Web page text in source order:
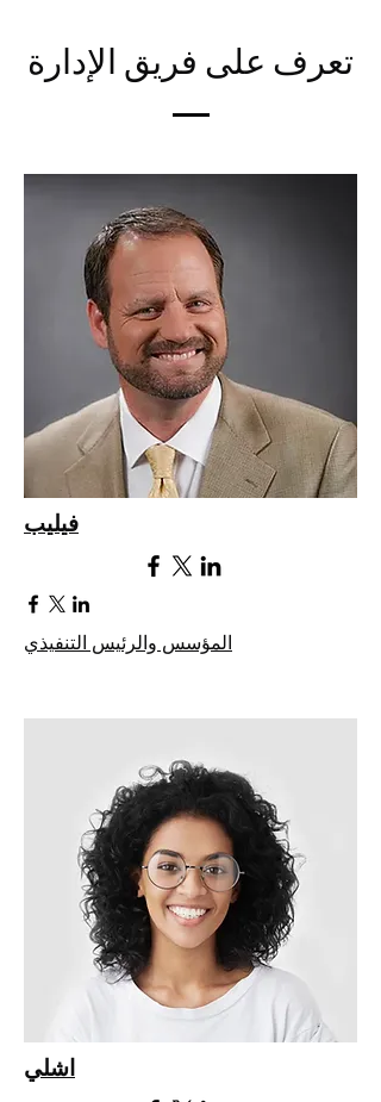
تعرف على فريق الإدارة
فيليب
المؤسس والرئيس التنفيذي
اشلي